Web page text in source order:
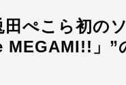
田ぺこら初の
MEGAMI!!」”